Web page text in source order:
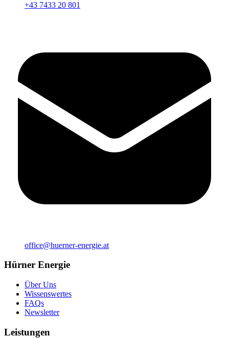
+43 7433 20 801
office@huerner-energie.at
Hürner Energie
Über Uns
Wissenswertes
FAQs
Newsletter
Leistungen